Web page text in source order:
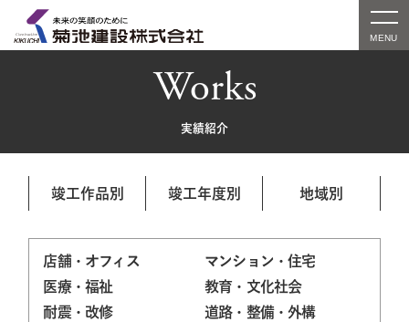
Works
実績紹介
竣工作品別 竣工年度別 地域別
店舗・オフィス
マンション・住宅
医療・福祉
教育・文化社会
耐震・改修
道路・整備・外構